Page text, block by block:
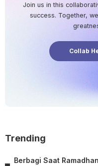
Join us in this
success. Together,
Collab
Trending
Berbagi Saat